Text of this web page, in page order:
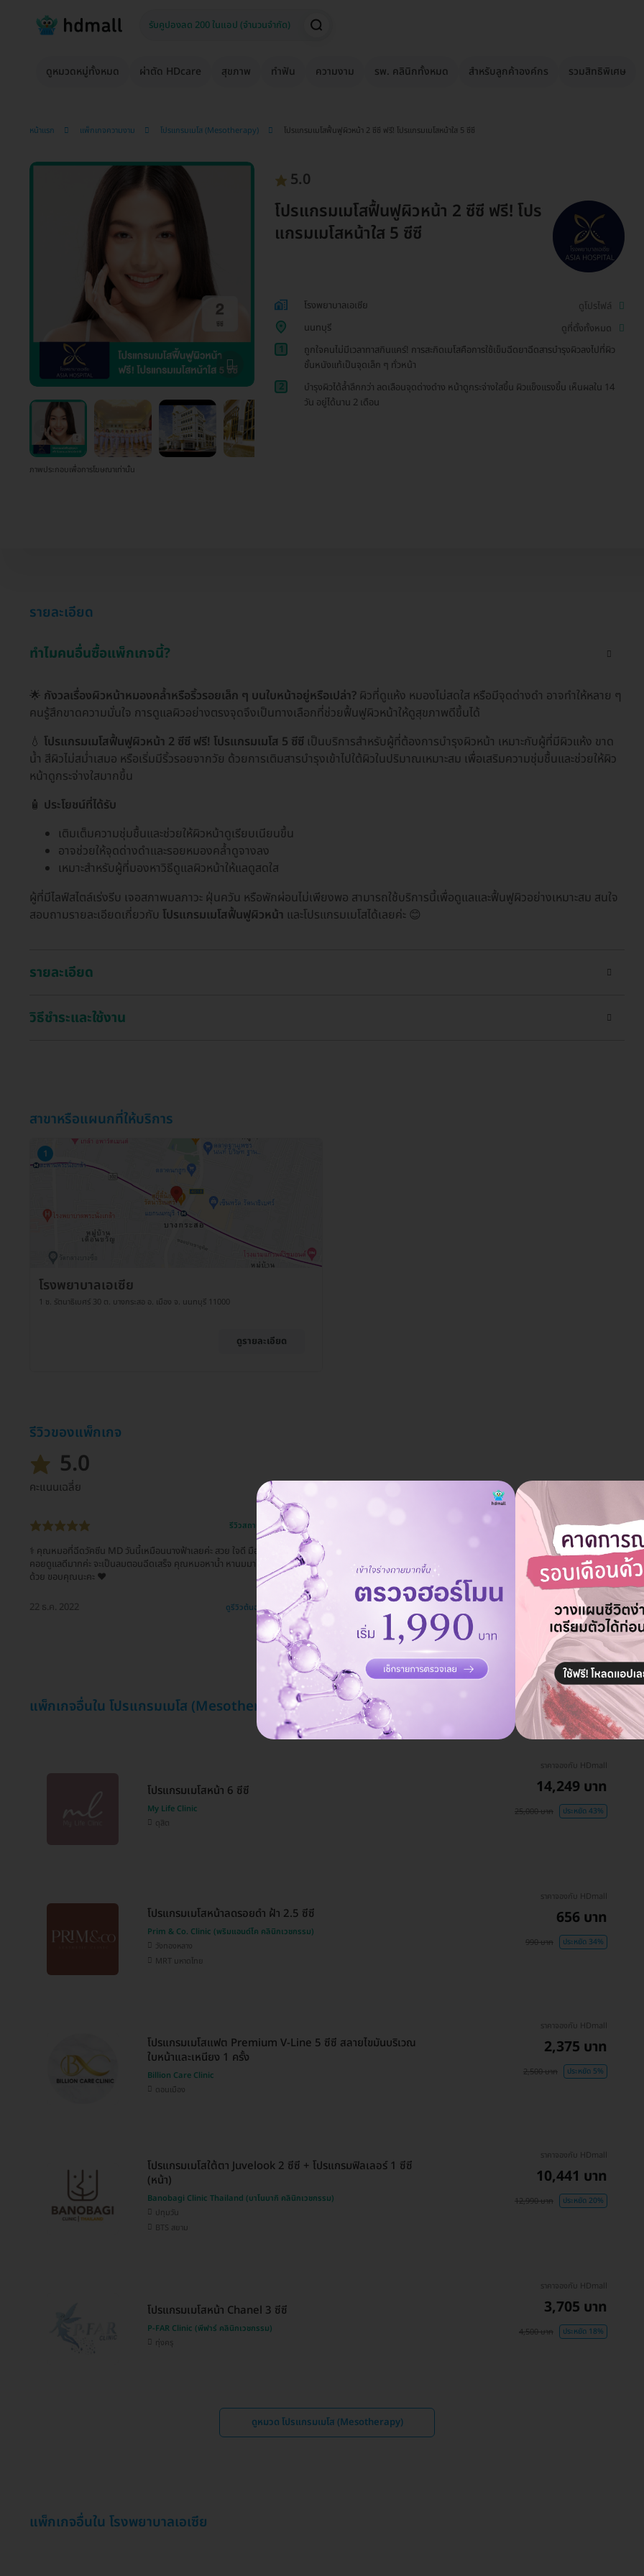
ดูหมวดหมู่ทั้งหมด ผ่าตัด HDcare สุขภาพ ทำฟัน ความงาม รพ. คลินิกทั้งหมด สำหรับลูกค้าองค์กร รวมสิทธิพิเศษ
หน้าแรก แพ็กเกจความงาม โปรแกรมเมโส (Mesotherapy) โปรแกรมเมโสฟื้นฟูผิวหน้า 2 ซีซี ฟรี! โปรแกรมเมโสหน้าใส 5 ซีซี
ภาพประกอบเพื่อการโฆษณาเท่านั้น
5.0
โปรแกรมเมโสฟื้นฟูผิวหน้า 2 ซีซี ฟรี! โปร
แกรมเมโสหน้าใส 5 ซีซี
โรงพยาบาลเอเซีย
ดูโปรไฟล์
นนทบุรี
ดูที่ตั้งทั้งหมด
1
ถูกใจคนไม่มีเวลาทาสกินแคร์! การสะกิดเมโสคือการใช้เข็มฉีดยาฉีดสารบำรุงผิวลงไปที่ผิว
ชั้นหนังแท้เป็นจุดเล็ก ๆ ทั่วหน้า
2
บำรุงผิวได้ล้ำลึกกว่า ลดเลือนจุดด่างดำง หน้าดูกระจ่างใสขึ้น ผิวแข็งแรงขึ้น เห็นผลใน 14
วัน อยู่ได้นาน 2 เดือน
รายละเอียด
ทำไมคนอื่นซื้อแพ็กเกจนี้?
🌟 กังวลเรื่องผิวหน้าหมองคล้ำหรือริ้วรอยเล็ก ๆ บนใบหน้าอยู่หรือเปล่า? ผิวที่ดูแห้ง หมองไม่สดใส หรือมีจุดด่างดำ อาจทำให้หลาย ๆ
คนรู้สึกขาดความมั่นใจ การดูแลผิวอย่างตรงจุดจึงเป็นทางเลือกที่ช่วยฟื้นฟูผิวหน้าให้ดูสุขภาพดีขึ้นได้
💧 โปรแกรมเมโสฟื้นฟูผิวหน้า 2 ซีซี ฟรี! โปรแกรมเมโส 5 ซีซี เป็นบริการสำหรับผู้ที่ต้องการบำรุงผิวหน้า เหมาะกับผู้ที่มีผิวแห้ง ขาด
น้ำ สีผิวไม่สม่ำเสมอ หรือเริ่มมีริ้วรอยจากวัย ด้วยการเติมสารบำรุงเข้าไปใต้ผิวในปริมาณเหมาะสม เพื่อเสริมความชุ่มชื้นและช่วยให้ผิว
หน้าดูกระจ่างใสมากขึ้น
🧴 ประโยชน์ที่ได้รับ
เติมเต็มความชุ่มชื้นและช่วยให้ผิวหน้าดูเรียบเนียนขึ้น
อาจช่วยให้จุดด่างดำและรอยหมองคล้ำดูจางลง
เหมาะสำหรับผู้ที่มองหาวิธีดูแลผิวหน้าให้แลดูสดใส
ผู้ที่มีไลฟ์สไตล์เร่งรีบ เจอสภาพมลภาวะ ฝุ่นควัน หรือพักผ่อนไม่เพียงพอ สามารถใช้บริการนี้เพื่อดูแลและฟื้นฟูผิวอย่างเหมาะสม สนใจ
สอบถามรายละเอียดเกี่ยวกับ โปรแกรมเมโสฟื้นฟูผิวหน้า และโปรแกรมเมโสได้เลยค่ะ 😊
รายละเอียด
วิธีชำระและใช้งาน
สาขาหรือแผนกที่ให้บริการ
1
โรงพยาบาลเอเซีย
1 ซ. รัตนาธิเบศร์ 30 ต. บางกระสอ อ. เมือง จ. นนทบุรี 11000
ดูรายละเอียด
รีวิวของแพ็กเกจ
5.0
คะแนนเฉลี่ย
รีวิวสถานที่ให้บริการ 🏥
‍⚕️ คุณหมอที่ฉีดวัคซีน MD วันนี้เหมือนนางฟ้าเลยค่ะ สวย ใจดี มือเบามากๆ
คอยดูแลดีมากค่ะ จะเป็นลมตอนฉีดเสร็จ คุณหมอหาน้ำ หานมมาให้ดื่ม มียาดม
ด้วย ขอบคุณนะคะ ❤
22 ธ.ค. 2022 ดูรีวิวต้นฉบับ
แพ็กเกจอื่นใน โปรแกรมเมโส (Mesotherapy)
โปรแกรมเมโสหน้า 6 ซีซี
My Life Clinic
ดุสิต
ราคาจองกับ HDmall
14,249 บาท
25,000 บาท ประหยัด 43%
โปรแกรมเมโสหน้าลดรอยดำ ฝ้า 2.5 ซีซี
Prim & Co. Clinic (พริมแอนด์โค คลินิกเวชกรรม)
วังทองหลาง
MRT มหาดไทย
ราคาจองกับ HDmall
656 บาท
990 บาท ประหยัด 34%
โปรแกรมเมโสแฟต Premium V-Line 5 ซีซี สลายไขมันบริเวณ
ใบหน้าและเหนียง 1 ครั้ง
Billion Care Clinic
ดอนเมือง
ราคาจองกับ HDmall
2,375 บาท
2,500 บาท ประหยัด 5%
โปรแกรมเมโสใต้ตา Juvelook 2 ซีซี + โปรแกรมฟิลเลอร์ 1 ซีซี
(หน้า)
Banobagi Clinic Thailand (บาโนบากิ คลินิกเวชกรรม)
ปทุมวัน
BTS สยาม
ราคาจองกับ HDmall
10,441 บาท
12,990 บาท ประหยัด 20%
โปรแกรมเมโสหน้า Chanel 3 ซีซี
P-FAR Clinic (พีฟาร์ คลินิกเวชกรรม)
ทุ่งครุ
ราคาจองกับ HDmall
3,705 บาท
4,500 บาท ประหยัด 18%
ดูหมวด โปรแกรมเมโส (Mesotherapy)
แพ็กเกจอื่นใน โรงพยาบาลเอเซีย